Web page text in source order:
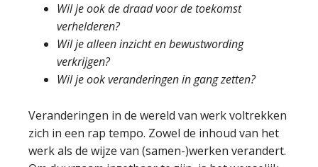
Wil je ook de draad voor de toekomst
verhelderen?
Wil je alleen inzicht en bewustwording
verkrijgen?
Wil je ook veranderingen in gang zetten?
Veranderingen in de wereld van werk voltrekken
zich in een rap tempo. Zowel de inhoud van het
werk als de wijze van (samen-)werken verandert.